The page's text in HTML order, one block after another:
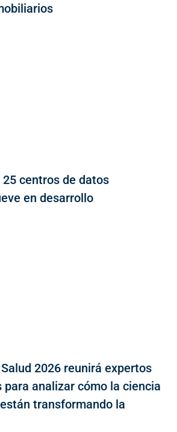
centros de datos
en desarrollo
2026 reunirá expertos
analizar cómo la ciencia
transformando la